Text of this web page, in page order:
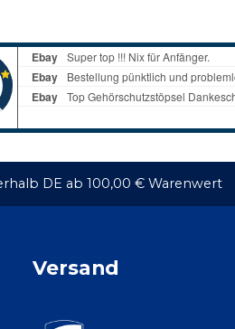
DE ab 100,00 € Warenwert
Versand